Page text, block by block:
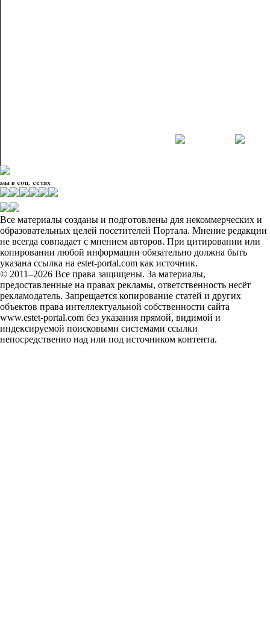
мы в соц. сетях
Все материалы созданы и подготовлены для некоммерческих и
образовательных целей посетителей Портала. Мнение редакции
не всегда совпадает с мнением авторов. При цитировании или
копировании любой информации обязательно должна быть
указана ссылка на estet-portal.com как источник.
© 2011–2026 Все права защищены. За материалы,
предоставленные на правах рекламы, ответственность несёт
рекламодатель. Запрещается копирование статей и других
объектов права интеллектуальной собственности сайта
www.estet-portal.com без указания прямой, видимой и
индексируемой поисковыми системами ссылки
непосредственно над или под источником контента.